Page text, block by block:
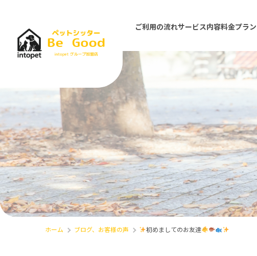
ご利用の流れサービス内容料金プラン
ホーム ブログ、お客様の声 初めましてのお友達